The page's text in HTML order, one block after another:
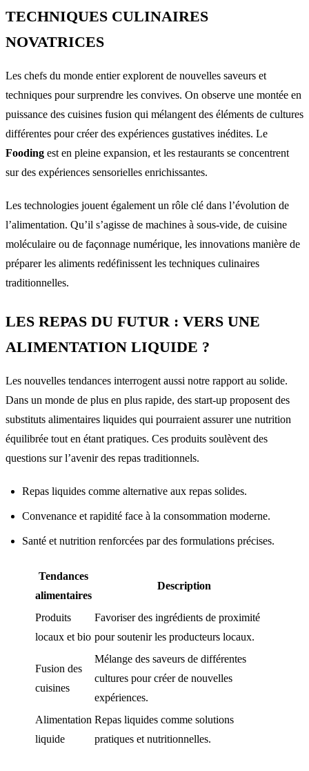
TECHNIQUES CULINAIRES
NOVATRICES
Les chefs du monde entier explorent de nouvelles saveurs et
techniques pour surprendre les convives. On observe une montée en
puissance des cuisines fusion qui mélangent des éléments de cultures
différentes pour créer des expériences gustatives inédites. Le
Fooding est en pleine expansion, et les restaurants se concentrent
sur des expériences sensorielles enrichissantes.
Les technologies jouent également un rôle clé dans l’évolution de
l’alimentation. Qu’il s’agisse de machines à sous-vide, de cuisine
moléculaire ou de façonnage numérique, les innovations manière de
préparer les aliments redéfinissent les techniques culinaires
traditionnelles.
LES REPAS DU FUTUR : VERS UNE
ALIMENTATION LIQUIDE ?
Les nouvelles tendances interrogent aussi notre rapport au solide.
Dans un monde de plus en plus rapide, des start-up proposent des
substituts alimentaires liquides qui pourraient assurer une nutrition
équilibrée tout en étant pratiques. Ces produits soulèvent des
questions sur l’avenir des repas traditionnels.
Repas liquides comme alternative aux repas solides.
Convenance et rapidité face à la consommation moderne.
Santé et nutrition renforcées par des formulations précises.
Tendances
alimentaires
Description
Produits
locaux et bio
Favoriser des ingrédients de proximité
pour soutenir les producteurs locaux.
Fusion des
cuisines
Mélange des saveurs de différentes
cultures pour créer de nouvelles
expériences.
Alimentation
liquide
Repas liquides comme solutions
pratiques et nutritionnelles.